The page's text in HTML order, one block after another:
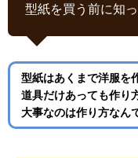
型紙を買う前に知
型紙はあくまで洋服を
道具だけあっても作り
大事なのは作り方なん